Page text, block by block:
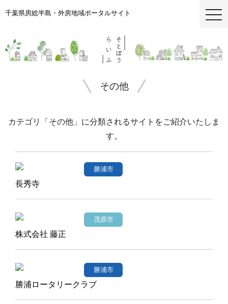
千葉県房総半島・外房地域ポータルサイト
その他
カテゴリ「その他」に分類されるサイトをご紹介いたしま
す。
勝浦市
長秀寺
茂原市
株式会社 藤正
勝浦市
勝浦ロータリークラブ